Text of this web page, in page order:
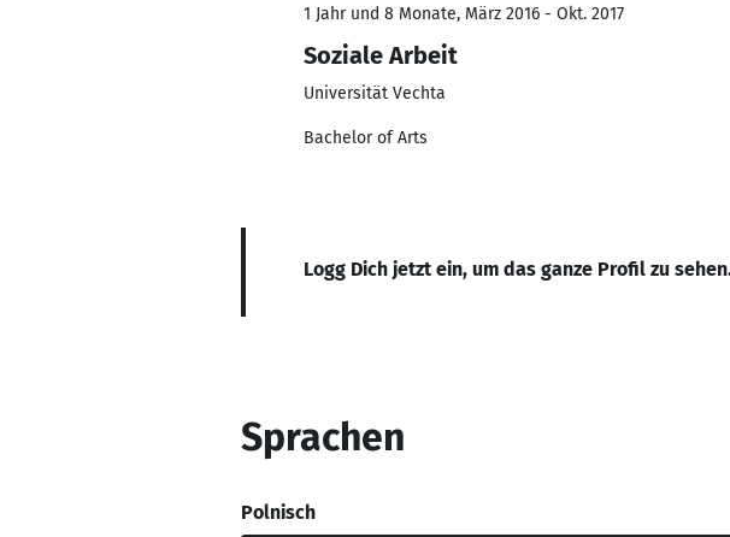
1 Jahr und 8 Monate, März 2016 - Okt. 2017
Soziale Arbeit
Universität Vechta
Bachelor of Arts
Logg Dich jetzt ein, um das ganze Profil zu
Sprachen
Polnisch